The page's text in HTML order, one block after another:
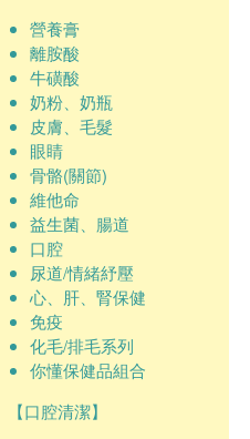
營養膏
離胺酸
牛磺酸
奶粉、奶瓶
皮膚、毛髮
眼睛
骨骼(關節)
維他命
益生菌、腸道
口腔
尿道/情緒紓壓
心、肝、腎保健
免疫
化毛/排毛系列
你懂保健品組合
【口腔清潔】